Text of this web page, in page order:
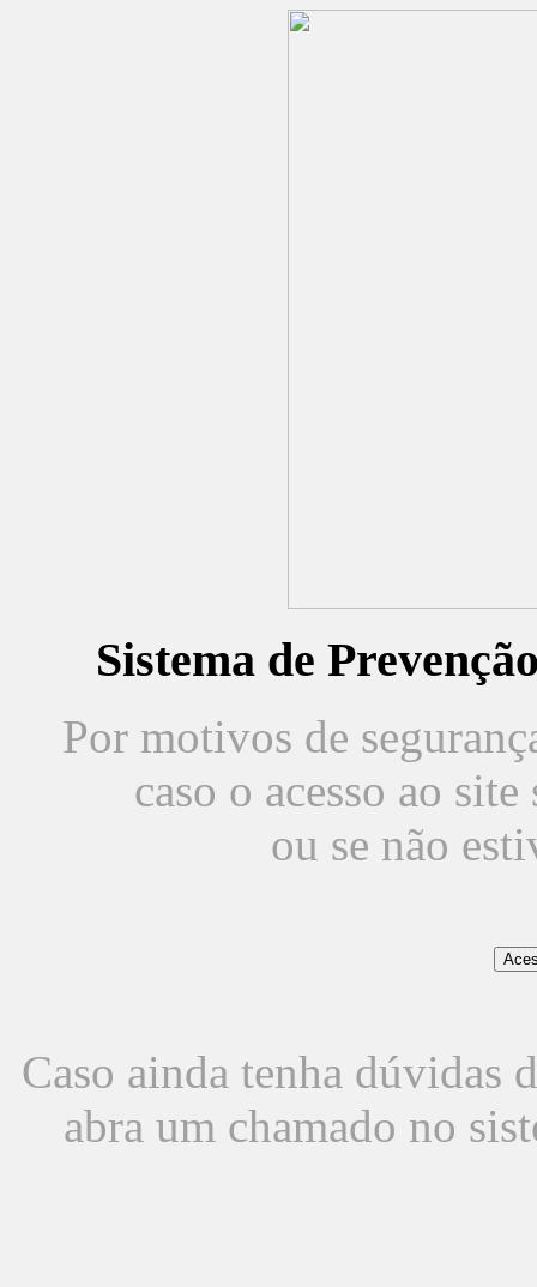
Sistema de
Por motivos de
caso o acesso ao
ou se não
Caso ainda tenha dúvidas
abra um chamado no